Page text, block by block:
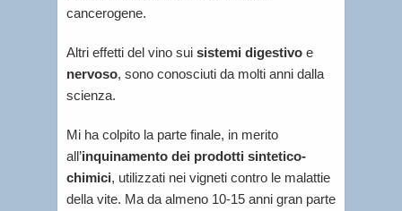
cancerogene.
Altri effetti del vino sui sistemi digestivo e
nervoso, sono conosciuti da molti anni dalla
scienza.
Mi ha colpito la parte finale, in merito
all’inquinamento dei prodotti sintetico-
chimici, utilizzati nei vigneti contro le malattie
della vite. Ma da almeno 10-15 anni gran parte